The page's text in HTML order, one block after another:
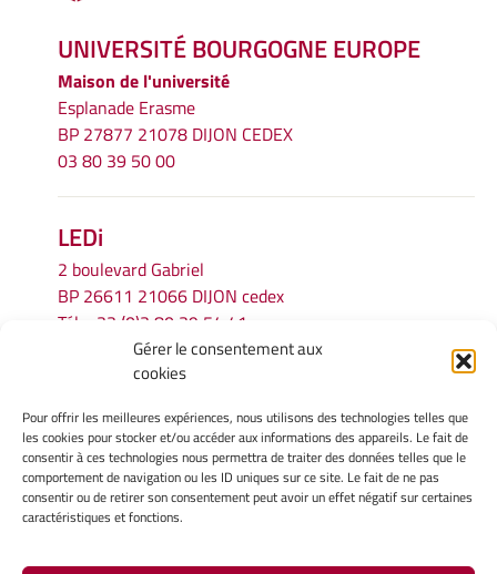
Gérer le consentement aux
cookies
Pour offrir les meilleures expériences, nous utilisons des technologies telles que
les cookies pour stocker et/ou accéder aux informations des appareils. Le fait de
consentir à ces technologies nous permettra de traiter des données telles que le
comportement de navigation ou les ID uniques sur ce site. Le fait de ne pas
consentir ou de retirer son consentement peut avoir un effet négatif sur certaines
caractéristiques et fonctions.
UNIVERSITÉ BOURGOGNE EUROPE
Maison de l'université
Esplanade Erasme
BP 27877 21078 DIJON CEDEX
03 80 39 50 00
LEDi
2 boulevard Gabriel
BP 26611 21066 DIJON cedex
Tél.
+33 (0)3 80 39 54 41
secretariat.ledi@u-bourgogne.fr
INFORMATIONS LÉGALES
Mentions légales
Gérer mes cookies
Politique de cookies
Avertissement